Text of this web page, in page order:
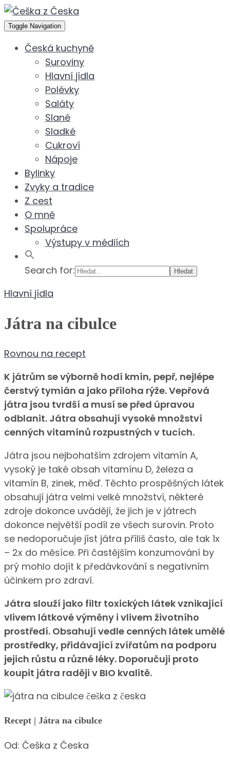
Toggle Navigation
Česká kuchyně
Suroviny
Hlavní jídla
Polévky
Saláty
Slané
Sladké
Cukroví
Nápoje
Bylinky
Zvyky a tradice
Z cest
O mně
Spolupráce
Výstupy v médiích
Search for:
Hlavní jídla
Játra na cibulce
Rovnou na recept
K játrům se výborně hodí kmín, pepř, nejlépe
čerstvý tymián a jako příloha rýže. Vepřová
játra jsou tvrdší a musí se před úpravou
odblanit. Játra obsahují vysoké množství
cenných vitamínů rozpustných v tucích.
Játra jsou nejbohatším zdrojem vitamín A,
vysoký je také obsah vitamínu D, železa a
vitamín B, zinek, měď. Těchto prospěšných látek
obsahují játra velmi velké množství, některé
zdroje dokonce uvádějí, že jich je v játrech
dokonce největší podíl ze všech surovin. Proto
se nedoporučuje jíst játra příliš často, ale tak 1x
– 2x do měsíce. Při častějším konzumování by
prý mohlo dojít k předávkování s negativním
účinkem pro zdraví.
Játra slouží jako filtr toxických látek vznikající
vlivem látkové výměny i vlivem životního
prostředí. Obsahují vedle cenných látek umělé
prostředky, přidávající zvířatům na podporu
jejich růstu a různé léky. Doporučuji proto
koupit játra raději v BIO kvalitě.
Recept | Játra na cibulce
Od: Češka z Česka